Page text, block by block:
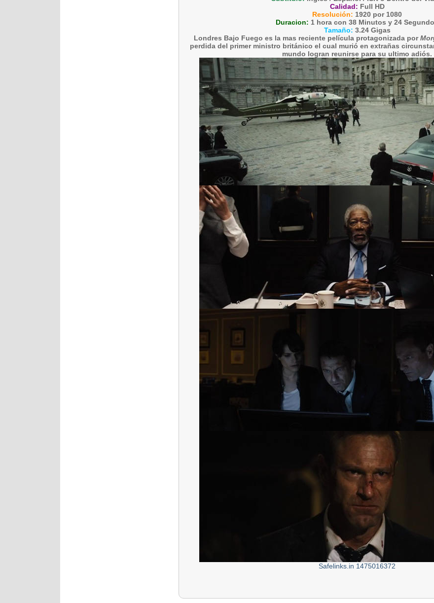
Calidad: Full HD
Resolución: 1920 por 1080
Duracion: 1 hora con 38 Minutos y 24
Tamaño: 3.24 Gigas
Londres Bajo Fuego es la mas reciente película protagonizada por
perdida del primer ministro británico el cual murió en extrañas
mundo logran reunirse para su ultimo adiós.
Safelinks.in 1475016372